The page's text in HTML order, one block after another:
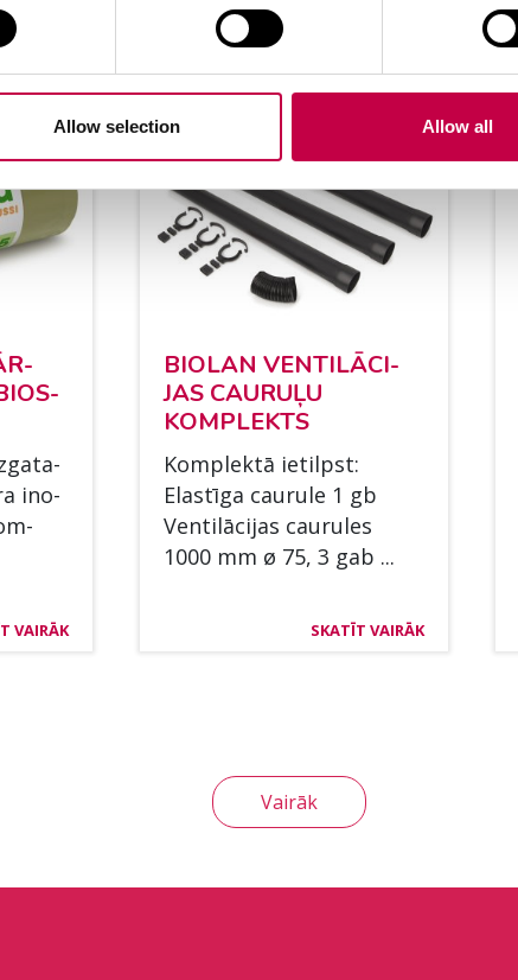
Allow selection Allow all
VAIRĀK
ino­
VAIRĀK
BIO­LAN VEN­TILĀCI­
JAS CAU­RUĻU
KOMPLEKTS
Komplektā ie­tilpst:
Elastī­ga cau­ru­le 1 gb
Ven­tilāci­jas cau­ru­les
1000 mm ø 75, 3 gab ...
SKATĪT VAIRĀK
Vairāk